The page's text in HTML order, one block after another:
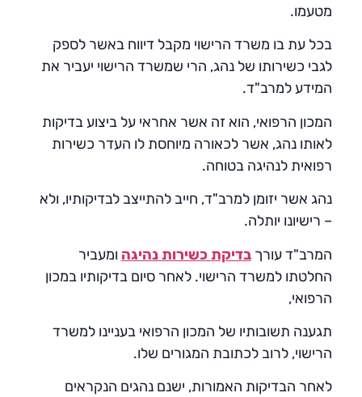
מטעמו.
בכל עת בו משרד הרישוי מקבל דיווח באשר לספק
לגבי כשירותו של נהג, הרי שמשרד הרישוי יעביר את
המידע למרב"ד.
המכון הרפואי, הוא זה אשר אחראי על ביצוע בדיקות
לאותו נהג, אשר לכאורה מיוחסת לו העדר כשירות
רפואית לנהיגה בטוחה.
נהג אשר יזומן למרב"ד, חייב להתייצב לבדיקותיו, ולא
– רישיונו יותלה.
המרב"ד עורךבדיקת כשירות נהיגה ומעביר
החלטתו למשרד הרישוי. לאחר סיום בדיקותיו במכון
הרפואי,
תגענה תשובותיו של המכון הרפואי בעניינו למשרד
הרישוי, לרוב לכתובת המגורים שלו.
לאחר הבדיקות האמורות, ישנם נהגים הנקראים